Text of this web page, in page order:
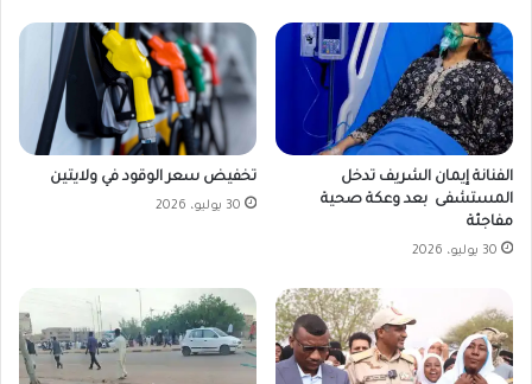
الفنانة إيمان الشريف تدخل
المستشفى بعد وعكة صحية
مفاجئة
30 يوليو، 2026
تخفيض سعر الوقود في ولايتين
30 يوليو، 2026